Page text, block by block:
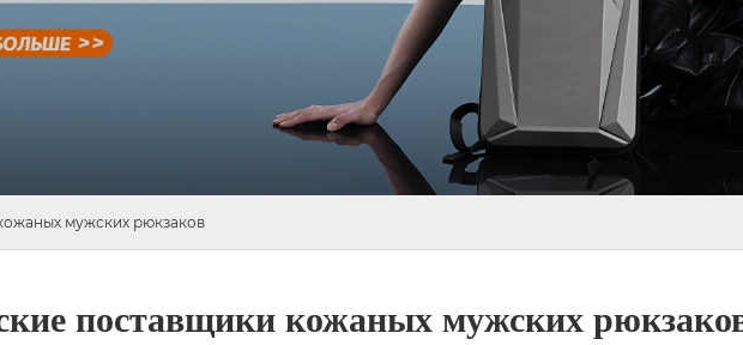
мужских рюкзаков
поставщики кожаных мужских